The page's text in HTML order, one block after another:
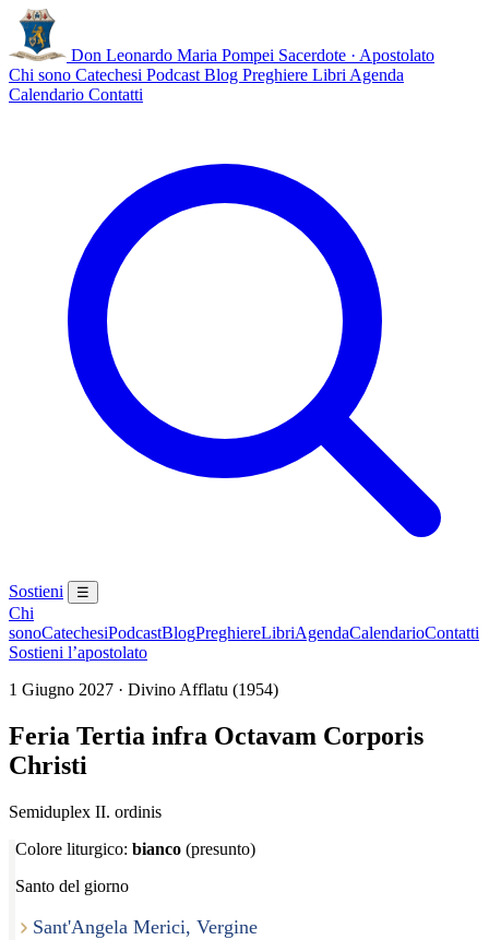
Don Leonardo Maria Pompei Sacerdote · Apostolato
Chi sono Catechesi Podcast Blog Preghiere Libri Agenda
Calendario Contatti
Sostieni ☰
Chi
sonoCatechesiPodcastBlogPreghiereLibriAgendaCalendarioContatti
Sostieni l’apostolato
1 Giugno 2027 · Divino Afflatu (1954)
Feria Tertia infra Octavam Corporis
Christi
Semiduplex II. ordinis
Colore liturgico: bianco (presunto)
Santo del giorno
Sant'Angela Merici, Vergine